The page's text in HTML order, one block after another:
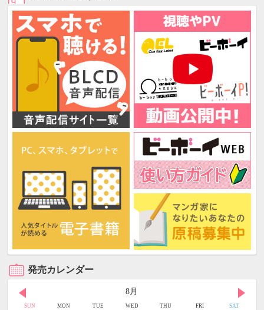
発売カレンダー
8月
SUN MON TUE WED THU FRI SAT